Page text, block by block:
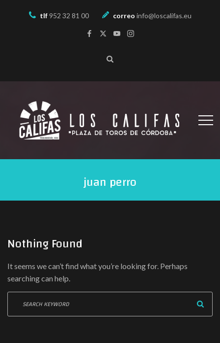
tlf 952 32 81 00 correo info@loscalifas.eu
juan perro
Nothing Found
It seems we can’t find what you’re looking for. Perhaps
searching can help.